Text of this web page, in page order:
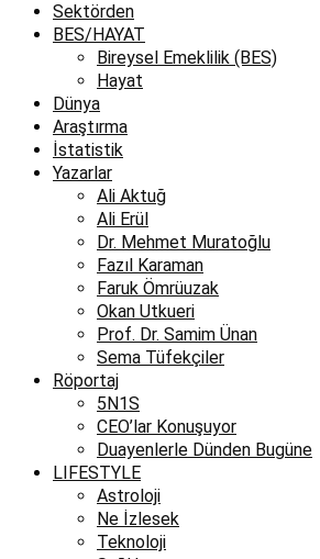
Sektörden
BES/HAYAT
Bireysel Emeklilik (BES)
Hayat
Dünya
Araştırma
İstatistik
Yazarlar
Ali Aktuğ
Ali Erül
Dr. Mehmet Muratoğlu
Fazıl Karaman
Faruk Ömrüuzak
Okan Utkueri
Prof. Dr. Samim Ünan
Sema Tüfekçiler
Röportaj
5N1S
CEO’lar Konuşuyor
Duayenlerle Dünden Bugüne
LIFESTYLE
Astroloji
Ne İzlesek
Teknoloji